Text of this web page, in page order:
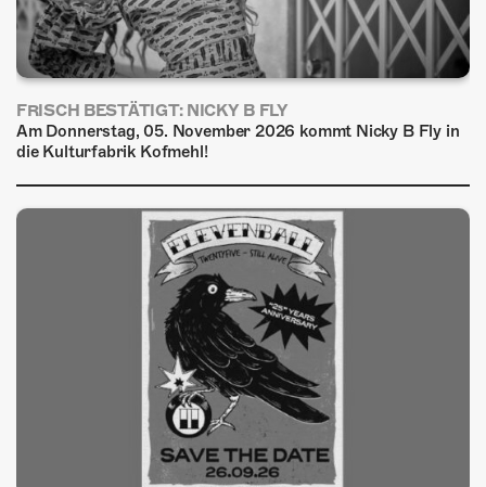
FRISCH BESTÄTIGT: NICKY B FLY
Am Donnerstag, 05. November 2026 kommt Nicky B Fly in
die Kulturfabrik Kofmehl!